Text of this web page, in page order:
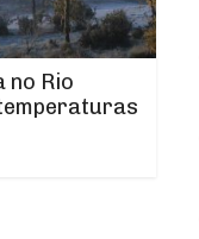
no Rio